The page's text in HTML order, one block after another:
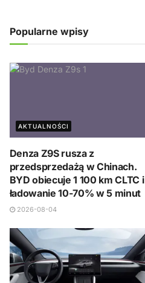
Popularne wpisy
AKTUALNOŚCI
Denza Z9S rusza z
przedsprzedażą w Chinach.
BYD obiecuje 1 100 km CLTC i
ładowanie 10-70% w 5 minut
2026-08-04